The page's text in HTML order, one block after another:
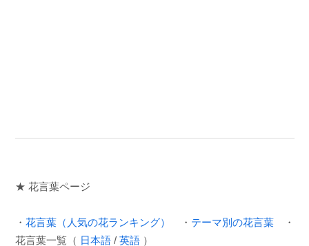
★ 花言葉ページ
・ 花言葉（人気の花ランキング） ・ テーマ別の花言葉 ・
花言葉一覧（ 日本語 / 英語 ）